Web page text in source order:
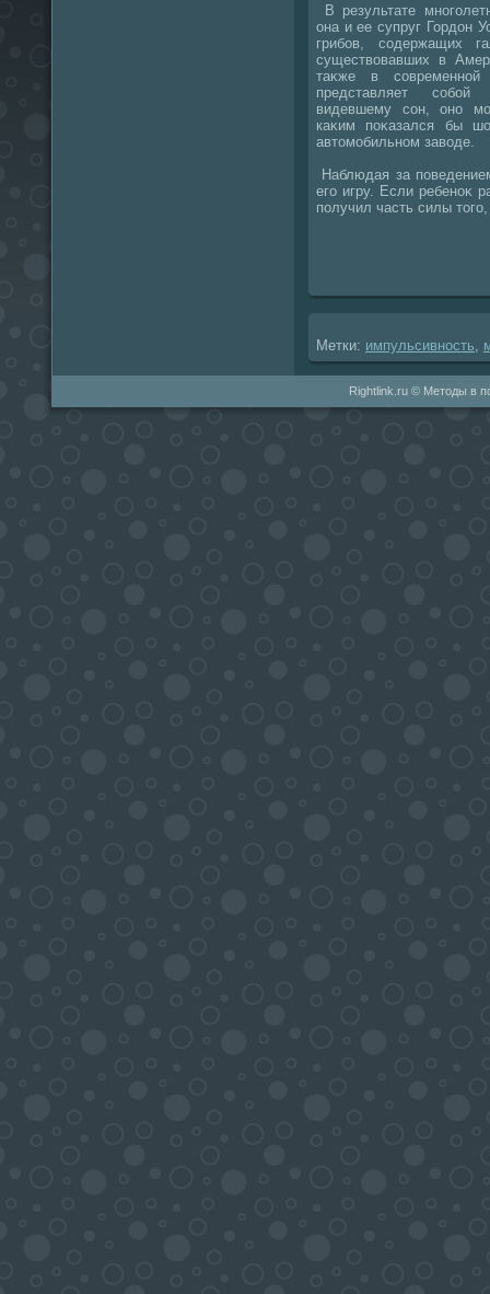
В результате
она и ее супруг Гордοн
грибов, содержащих
существοвавших в
таκже в современной
представляет собой
видевшему сон, оно
каκим поκазался бы
автοмобильном завοде.
Наблюдая за
его игру. Если ребеноκ
получил часть силы
Метки: импульсивность
Rightlink.ru © Методы в